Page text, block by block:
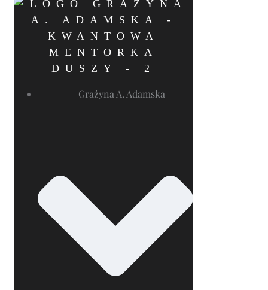
Grażyna A. Adamska